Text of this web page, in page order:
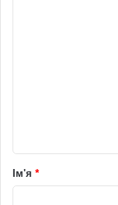
рІм'я *